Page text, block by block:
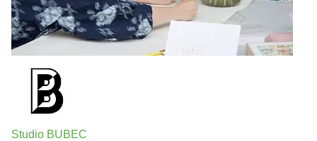
Studio BUBEC